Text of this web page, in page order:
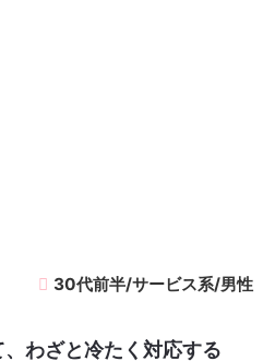
30代前半/サービス系/男性
わざと冷たく対応する